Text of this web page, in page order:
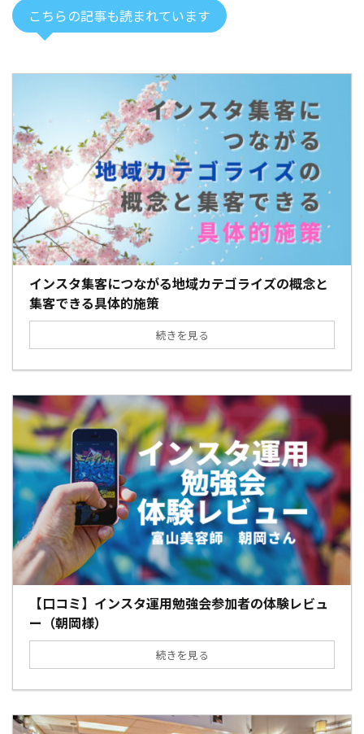
こちらの記事も読まれています
インスタ集客につながる地域カテゴライズの概念と
集客できる具体的施策
続きを見る
【口コミ】インスタ運用勉強会参加者の体験レビュ
ー（朝岡様）
続きを見る